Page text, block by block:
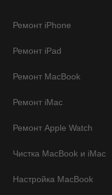
Ремонт iPhone
Ремонт iPad
Ремонт MacBook
Ремонт iMac
Ремонт Apple Watch
Чистка MacBook и iMac
Настройка MacBook